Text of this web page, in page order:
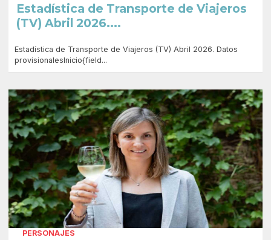
Estadística de Transporte de Viajeros
(TV) Abril 2026....
Estadística de Transporte de Viajeros (TV) Abril 2026. Datos
provisionalesInicio{field...
PERSONAJES